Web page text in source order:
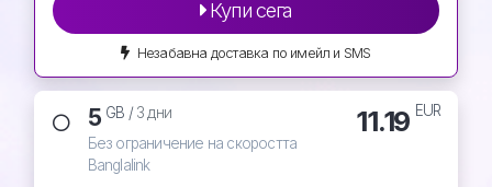
Купи сега
Незабавна доставка по имейл и SMS
5 GB /3 дни
Без ограничение на скоростта
Banglalink
11.19 EUR